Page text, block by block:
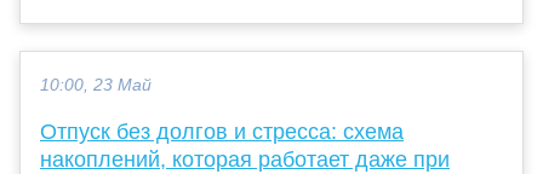
10:00, 23 Май
Отпуск без долгов и стресса: схема
накоплений, которая работает даже при